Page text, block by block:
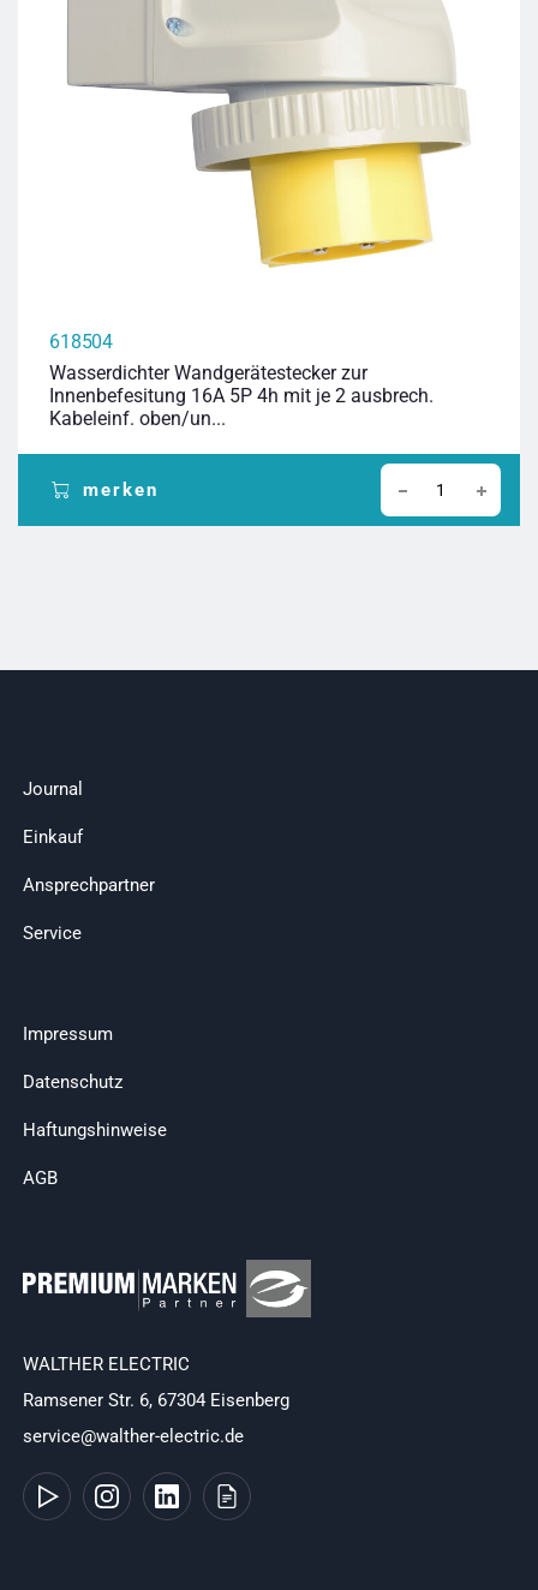
618504
Wasserdichter Wandgerätestecker zur
Innenbefesitung 16A 5P 4h mit je 2 ausbrech.
Kabeleinf. oben/un...
merken
Journal
Einkauf
Ansprechpartner
Service
Impressum
Datenschutz
Haftungshinweise
AGB
WALTHER ELECTRIC
Ramsener Str. 6, 67304 Eisenberg
service@walther-electric.de